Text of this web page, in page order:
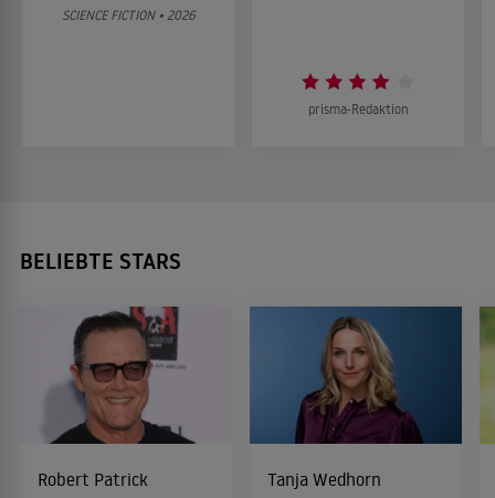
SCIENCE FICTION • 2026
prisma-Redaktion
BELIEBTE STARS
Robert Patrick Tanja Wedhorn